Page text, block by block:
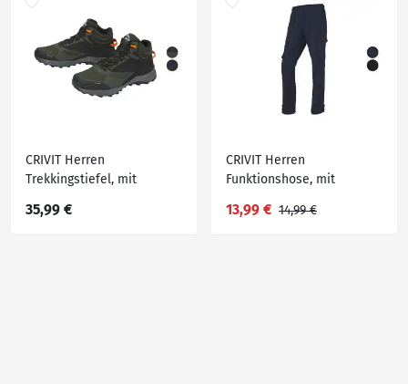
CRIVIT Herren
Trekkingstiefel, mit
Einlegesohle
35,99 €
CRIVIT Herren
Funktionshose, mit
Obermaterial
13,99 € 14,99 €